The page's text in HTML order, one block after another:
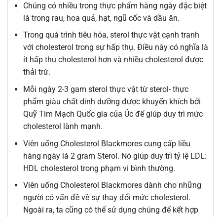
Chúng có nhiều trong thực phẩm hàng ngày đặc biệt
là trong rau, hoa quả, hạt, ngũ cốc và dầu ăn.
Trong quá trình tiêu hóa, sterol thực vật cạnh tranh
với cholesterol trong sự hấp thụ. Điều này có nghĩa là
ít hấp thu cholesterol hơn và nhiều cholesterol được
thải trừ.
Mỗi ngày 2-3 gam sterol thực vật từ sterol- thực
phẩm giàu chất dinh dưỡng được khuyến khích bởi
Quỹ Tim Mạch Quốc gia của Úc để giúp duy trì mức
cholesterol lành mạnh.
Viên uống Cholesterol Blackmores cung cấp liều
hàng ngày là 2 gram Sterol. Nó giúp duy trì tỷ lệ LDL:
HDL cholesterol trong phạm vi bình thường.
Viên uống Cholesterol Blackmores dành cho những
người có vấn đề về sự thay đổi mức cholesterol.
Ngoài ra, ta cũng có thể sử dụng chúng để kết hợp